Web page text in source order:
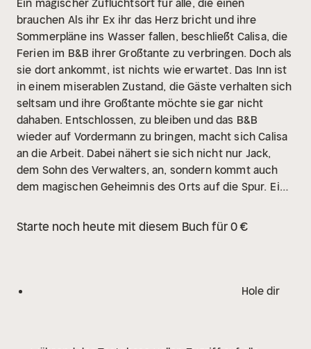
Ein magischer Zufluchtsort für alle, die einen
brauchen Als ihr Ex ihr das Herz bricht und ihre
Sommerpläne ins Wasser fallen, beschließt Calisa, die
Ferien im B&B ihrer Großtante zu verbringen. Doch als
sie dort ankommt, ist nichts wie erwartet. Das Inn ist
in einem miserablen Zustand, die Gäste verhalten sich
seltsam und ihre Großtante möchte sie gar nicht
dahaben. Entschlossen, zu bleiben und das B&B
wieder auf Vordermann zu bringen, macht sich Calisa
an die Arbeit. Dabei nähert sie sich nicht nur Jack,
dem Sohn des Verwalters, an, sondern kommt auch
dem magischen Geheimnis des Orts auf die Spur. Ein
einer Prise Magie.
The Faraway Inn von New York
Starte noch heute mit diesem Buch für 0 €
Hole dir